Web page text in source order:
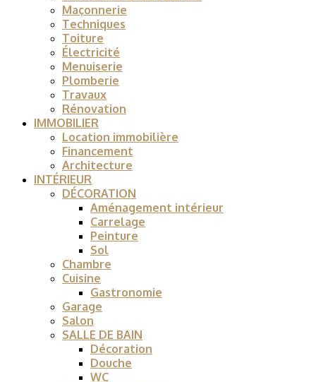
Maçonnerie
Techniques
Toiture
Électricité
Menuiserie
Plomberie
Travaux
Rénovation
IMMOBILIER
Location immobilière
Financement
Architecture
INTÉRIEUR
DÉCORATION
Aménagement intérieur
Carrelage
Peinture
Sol
Chambre
Cuisine
Gastronomie
Garage
Salon
SALLE DE BAIN
Décoration
Douche
WC